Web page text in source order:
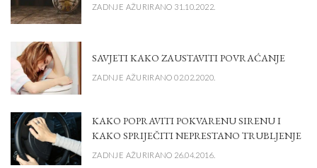
ZADNJE AŽURIRANO 31.10.2022.
SAVJETI KAKO ZAUSTAVITI POVRAĆANJE
ZADNJE AŽURIRANO 02.02.2020.
KAKO POPRAVITI POKVARENU SIRENU I
KAKO SPRIJEČITI NEPRESTANO TRUBLJENJE
ZADNJE AŽURIRANO 26.04.2016.